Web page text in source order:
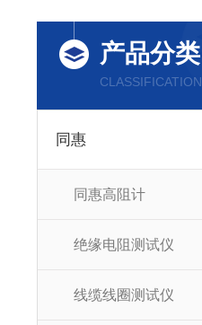
产品分类
CLASSIFICATION
同惠
同惠高阻计
绝缘电阻测试仪
线缆线圈测试仪